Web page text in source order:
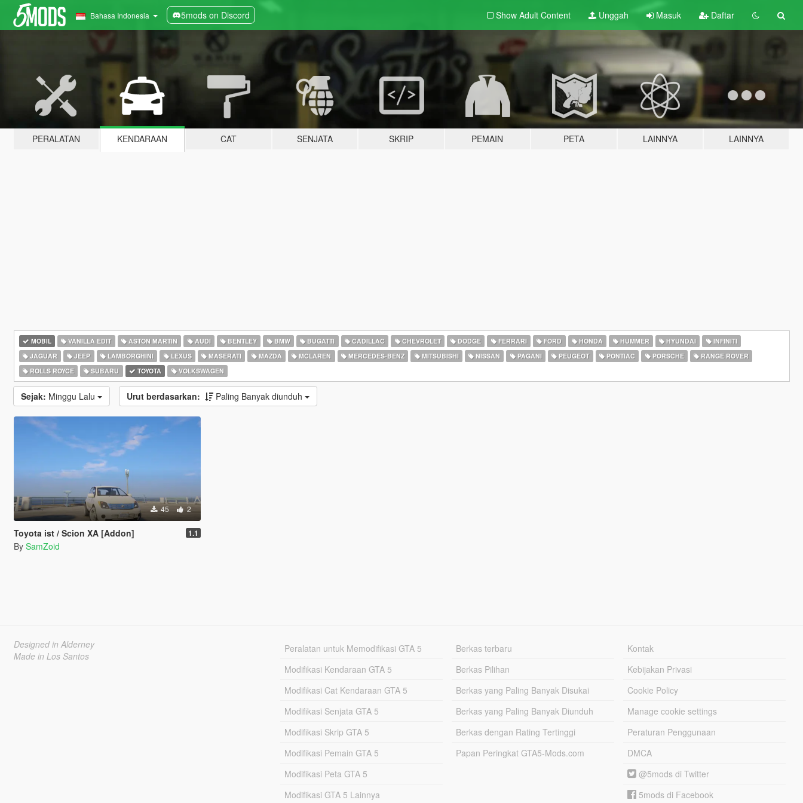
Bahasa Indonesia 5mods on Discord Show Adult Content Unggah Masuk Daftar
PERALATAN KENDARAAN CAT SENJATA SKRIP PEMAIN PETA LAINNYA LAINNYA
MOBIL VANILLA EDIT ASTON MARTIN AUDI BENTLEY BMW BUGATTI CADILLAC CHEVROLET DODGE FERRARI FORD HONDA HUMMER HYUNDAI
INFINITI
JAGUAR
JEEP LAMBORGHINI LEXUS MASERATI MAZDA MCLAREN MERCEDES-BENZ MITSUBISHI NISSAN PAGANI PEUGEOT PONTIAC PORSCHE
RANGE ROVER
ROLLS ROYCE
SUBARU TOYOTA VOLKSWAGEN
Sejak: Minggu Lalu Urut berdasarkan: Paling Banyak diunduh
45 2
Toyota ist / Scion XA [Addon] 1.1
By SamZoid
Designed in Alderney
Made in Los Santos
Peralatan untuk Memodifikasi GTA 5
Modifikasi Kendaraan GTA 5
Modifikasi Cat Kendaraan GTA 5
Modifikasi Senjata GTA 5
Modifikasi Skrip GTA 5
Modifikasi Pemain GTA 5
Modifikasi Peta GTA 5
Modifikasi GTA 5 Lainnya
Berkas terbaru
Berkas Pilihan
Berkas yang Paling Banyak Disukai
Berkas yang Paling Banyak Diunduh
Berkas dengan Rating Tertinggi
Papan Peringkat GTA5-Mods.com
Kontak
Kebijakan Privasi
Cookie Policy
Manage cookie settings
Peraturan Penggunaan
DMCA
@5mods di Twitter
5mods di Facebook